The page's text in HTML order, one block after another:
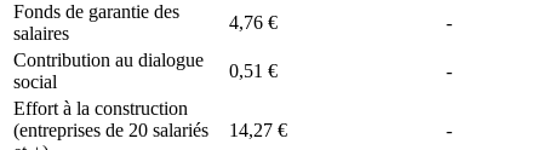
Fonds de garantie des
salaires
4,76 €
-
Contribution au dialogue
social
0,51 €
-
Effort à la construction
(entreprises de 20 salariés
14,27 € -